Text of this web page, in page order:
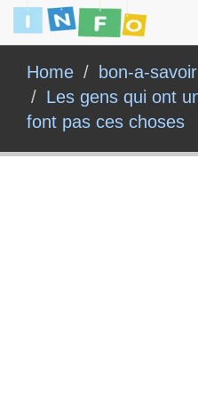
Home
bon-a-savoir
Les gens qui ont
font pas ces choses